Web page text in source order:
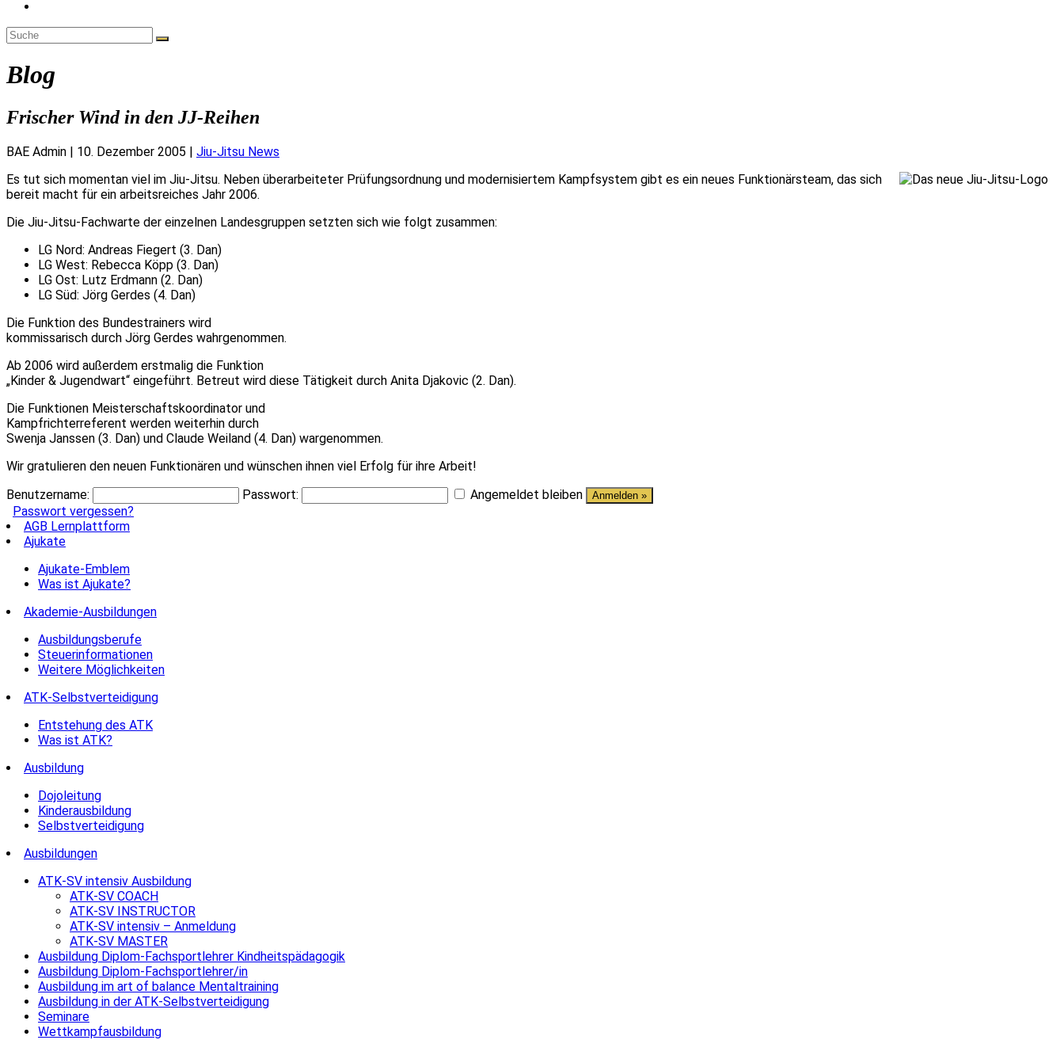
umschalten
Blog
Frischer Wind in den JJ-Reihen
BAE Admin | 10. Dezember 2005 | Jiu-Jitsu News
Es tut sich momentan viel im Jiu-Jitsu. Neben überarbeiteter Prüfungsordnung und modernisiertem Kampfsystem gibt es ein neues Funktionärsteam, das sich
bereit macht für ein arbeitsreiches Jahr 2006.
Die Jiu-Jitsu-Fachwarte der einzelnen Landesgruppen setzten sich wie folgt zusammen:
LG Nord: Andreas Fiegert (3. Dan)
LG West: Rebecca Köpp (3. Dan)
LG Ost: Lutz Erdmann (2. Dan)
LG Süd: Jörg Gerdes (4. Dan)
Die Funktion des Bundestrainers wird
kommissarisch durch Jörg Gerdes wahrgenommen.
Ab 2006 wird außerdem erstmalig die Funktion
„Kinder & Jugendwart“ eingeführt. Betreut wird diese Tätigkeit durch Anita Djakovic (2. Dan).
Die Funktionen Meisterschaftskoordinator und
Kampfrichterreferent werden weiterhin durch
Swenja Janssen (3. Dan) und Claude Weiland (4. Dan) wargenommen.
Wir gratulieren den neuen Funktionären und wünschen ihnen viel Erfolg für ihre Arbeit!
Benutzername:
Passwort:
Angemeldet bleiben
Passwort vergessen?
AGB Lernplattform
Ajukate
Ajukate-Emblem
Was ist Ajukate?
Akademie-Ausbildungen
Ausbildungsberufe
Steuerinformationen
Weitere Möglichkeiten
ATK-Selbstverteidigung
Entstehung des ATK
Was ist ATK?
Ausbildung
Dojoleitung
Kinderausbildung
Selbstverteidigung
Ausbildungen
ATK-SV intensiv Ausbildung
ATK-SV COACH
ATK-SV INSTRUCTOR
ATK-SV intensiv – Anmeldung
ATK-SV MASTER
Ausbildung Diplom-Fachsportlehrer Kindheitspädagogik
Ausbildung Diplom-Fachsportlehrer/in
Ausbildung im art of balance Mentaltraining
Ausbildung in der ATK-Selbstverteidigung
Seminare
Wettkampfausbildung